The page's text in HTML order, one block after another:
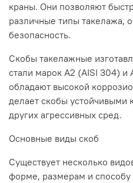
краны. Они позволяют
различные типы такелажа,
безопасность.
Скобы такелажные
стали марок А2 (AISI 304) и
обладают высокой
делает скобы устойчивыми
других агрессивных сред.
Основные виды скоб
Существует несколько
форме, размерам и способу